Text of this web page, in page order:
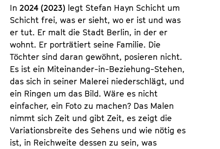
In 2024 (2023) legt Stefan Hayn Schicht um
Schicht frei, was er sieht, wo er ist und was
er tut. Er malt die Stadt Berlin, in der er
wohnt. Er porträtiert seine Familie. Die
Töchter sind daran gewöhnt, posieren nicht.
Es ist ein Miteinander-in-Beziehung-Stehen,
das sich in seiner Malerei niederschlägt, und
ein Ringen um das Bild. Wäre es nicht
einfacher, ein Foto zu machen? Das Malen
nimmt sich Zeit und gibt Zeit, es zeigt die
Variationsbreite des Sehens und wie nötig es
ist, in Reichweite dessen zu sein, was